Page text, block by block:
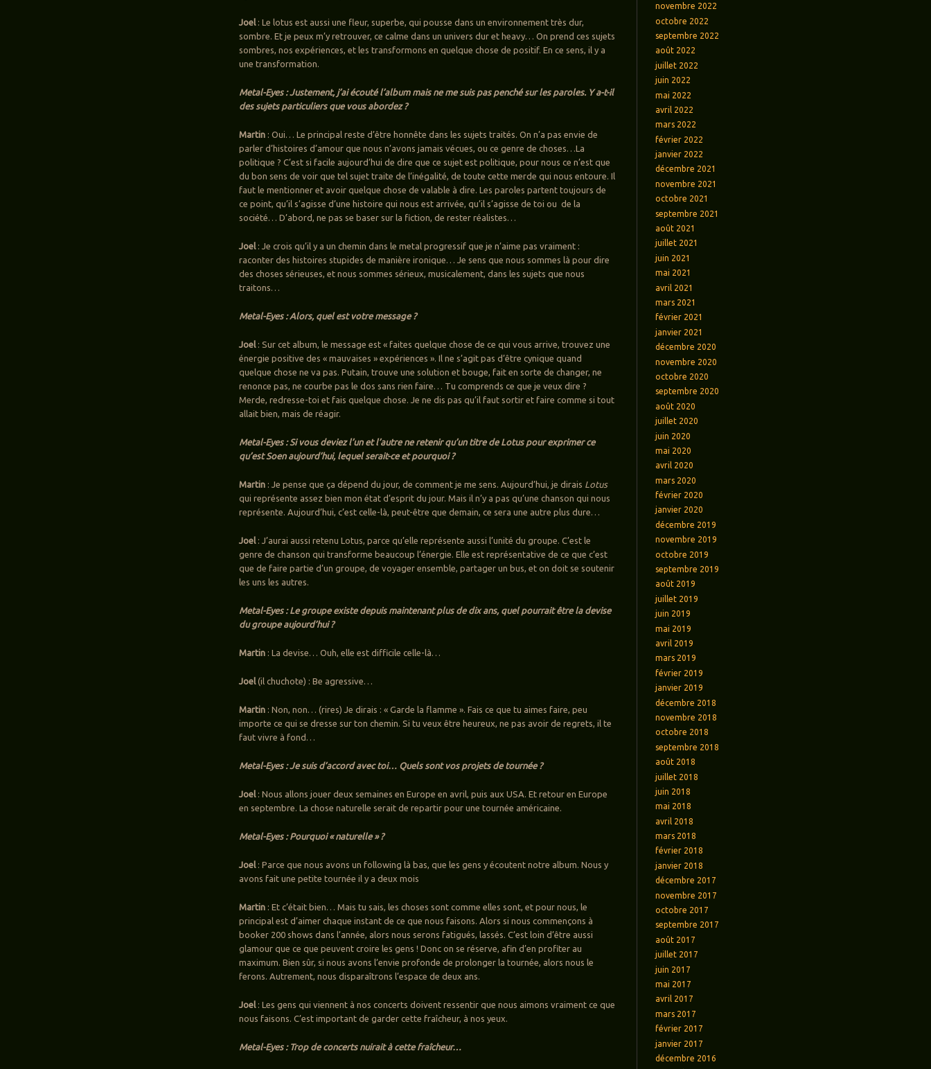
Joel : Le lotus est aussi une fleur, superbe, qui pousse dans un environnement très dur,
sombre. Et je peux m’y retrouver, ce calme dans un univers dur et heavy… On prend ces sujets
sombres, nos expériences, et les transformons en quelque chose de positif. En ce sens, il y a
une transformation.
Metal-Eyes : Justement, j’ai écouté l’album mais ne me suis pas penché sur les paroles. Y a-t-il
des sujets particuliers que vous abordez ?
Martin : Oui… Le principal reste d’être honnête dans les sujets traités. On n’a pas envie de
parler d’histoires d’amour que nous n’avons jamais vécues, ou ce genre de choses…La
politique ? C’est si facile aujourd’hui de dire que ce sujet est politique, pour nous ce n’est que
du bon sens de voir que tel sujet traite de l’inégalité, de toute cette merde qui nous entoure. Il
faut le mentionner et avoir quelque chose de valable à dire. Les paroles partent toujours de
ce point, qu’il s’agisse d’une histoire qui nous est arrivée, qu’il s’agisse de toi ou de la
société… D’abord, ne pas se baser sur la fiction, de rester réalistes…
Joel : Je crois qu’il y a un chemin dans le metal progressif que je n’aime pas vraiment :
raconter des histoires stupides de manière ironique… Je sens que nous sommes là pour dire
des choses sérieuses, et nous sommes sérieux, musicalement, dans les sujets que nous
traitons…
Metal-Eyes : Alors, quel est votre message ?
Joel : Sur cet album, le message est « faites quelque chose de ce qui vous arrive, trouvez une
énergie positive des « mauvaises » expériences ». Il ne s’agit pas d’être cynique quand
quelque chose ne va pas. Putain, trouve une solution et bouge, fait en sorte de changer, ne
renonce pas, ne courbe pas le dos sans rien faire… Tu comprends ce que je veux dire ?
Merde, redresse-toi et fais quelque chose. Je ne dis pas qu’il faut sortir et faire comme si tout
allait bien, mais de réagir.
Metal-Eyes : Si vous deviez l’un et l’autre ne retenir qu’un titre de Lotus pour exprimer ce
qu’est Soen aujourd’hui, lequel serait-ce et pourquoi ?
Martin : Je pense que ça dépend du jour, de comment je me sens. Aujourd’hui, je dirais Lotus
qui représente assez bien mon état d’esprit du jour. Mais il n’y a pas qu’une chanson qui nous
représente. Aujourd’hui, c’est celle-là, peut-être que demain, ce sera une autre plus dure…
Joel : J’aurai aussi retenu Lotus, parce qu’elle représente aussi l’unité du groupe. C’est le
genre de chanson qui transforme beaucoup l’énergie. Elle est représentative de ce que c’est
que de faire partie d’un groupe, de voyager ensemble, partager un bus, et on doit se soutenir
les uns les autres.
Metal-Eyes : Le groupe existe depuis maintenant plus de dix ans, quel pourrait être la devise
du groupe aujourd’hui ?
Martin : La devise… Ouh, elle est difficile celle-là…
Joel(il chuchote) : Be agressive…
Martin : Non, non… (rires) Je dirais : « Garde la flamme ». Fais ce que tu aimes faire, peu
importe ce qui se dresse sur ton chemin. Si tu veux être heureux, ne pas avoir de regrets, il te
faut vivre à fond…
Metal-Eyes : Je suis d’accord avec toi… Quels sont vos projets de tournée ?
Joel : Nous allons jouer deux semaines en Europe en avril, puis aux USA. Et retour en Europe
en septembre. La chose naturelle serait de repartir pour une tournée américaine.
Metal-Eyes : Pourquoi « naturelle » ?
Joel : Parce que nous avons un following là bas, que les gens y écoutent notre album. Nous y
avons fait une petite tournée il y a deux mois
Martin : Et c’était bien… Mais tu sais, les choses sont comme elles sont, et pour nous, le
principal est d’aimer chaque instant de ce que nous faisons. Alors si nous commençons à
booker 200 shows dans l’année, alors nous serons fatigués, lassés. C’est loin d’être aussi
glamour que ce que peuvent croire les gens ! Donc on se réserve, afin d’en profiter au
maximum. Bien sûr, si nous avons l’envie profonde de prolonger la tournée, alors nous le
ferons. Autrement, nous disparaîtrons l’espace de deux ans.
Joel : Les gens qui viennent à nos concerts doivent ressentir que nous aimons vraiment ce que
nous faisons. C’est important de garder cette fraîcheur, à nos yeux.
Metal-Eyes : Trop de concerts nuirait à cette fraîcheur…
novembre 2022
octobre 2022
septembre 2022
août 2022
juillet 2022
juin 2022
mai 2022
avril 2022
mars 2022
février 2022
janvier 2022
décembre 2021
novembre 2021
octobre 2021
septembre 2021
août 2021
juillet 2021
juin 2021
mai 2021
avril 2021
mars 2021
février 2021
janvier 2021
décembre 2020
novembre 2020
octobre 2020
septembre 2020
août 2020
juillet 2020
juin 2020
mai 2020
avril 2020
mars 2020
février 2020
janvier 2020
décembre 2019
novembre 2019
octobre 2019
septembre 2019
août 2019
juillet 2019
juin 2019
mai 2019
avril 2019
mars 2019
février 2019
janvier 2019
décembre 2018
novembre 2018
octobre 2018
septembre 2018
août 2018
juillet 2018
juin 2018
mai 2018
avril 2018
mars 2018
février 2018
janvier 2018
décembre 2017
novembre 2017
octobre 2017
septembre 2017
août 2017
juillet 2017
juin 2017
mai 2017
avril 2017
mars 2017
février 2017
janvier 2017
décembre 2016